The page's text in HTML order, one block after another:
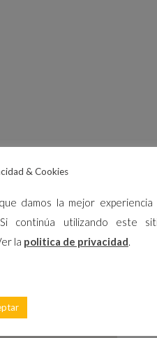
& Cookies
damos la mejor experiencia
continúa utilizando este
la politica de privacidad.